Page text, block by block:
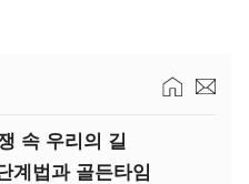
속 우리의 길
계법과 골든타임